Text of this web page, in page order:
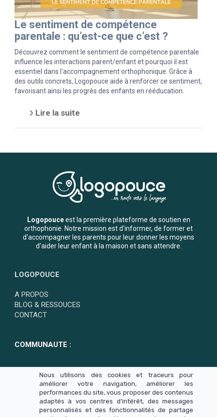
Le sentiment de compétence
parentale : qu’est-ce que c’est ?
Découvrez comment le sentiment de compétence parentale
influence les interactions parent/enfant et pourquoi il est
essentiel dans l'accompagnement orthophonique. Grâce à
des outils concrets, Logopouce aide à renforcer ce sentiment,
favorisant ainsi les progrès des enfants en rééducation.
Lire la suite
Logopouceest la première plateforme de soutien en
orthophonie. Notre mission est d'informer, de former et
d'accompagner les parents pour leur donner les moyens
d'aider leur enfant à la maison et sans attendre.
LOGOPOUCE
A PROPOS
BLOG & RESSOUCES
CONTACT
COMMUNAUTE :
Nous utilisons des cookies et traceurs pour
améliorer votre navigation, améliorer les
performances du site, vous proposer des contenus
adaptés à vos centres d’intérêt, des messages
personnalisés et des fonctionnalités de partage